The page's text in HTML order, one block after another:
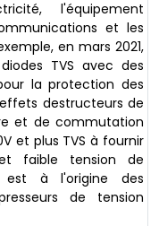
l'équipement
et les
en mars 2021,
TVS avec des
la protection des
destructeurs de
et de commutation
et plus TVS à fournir
faible tension de
est à l'origine des
de tension